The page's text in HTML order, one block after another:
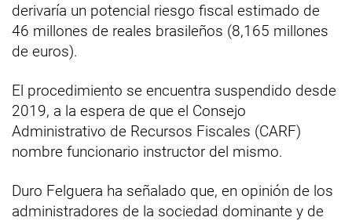
derivaría un potencial riesgo fiscal estimado de
46 millones de reales brasileños (8,165 millones
de euros).
El procedimiento se encuentra suspendido desde
2019, a la espera de que el Consejo
Administrativo de Recursos Fiscales (CARF)
nombre funcionario instructor del mismo.
Duro Felguera ha señalado que, en opinión de los
administradores de la sociedad dominante y de